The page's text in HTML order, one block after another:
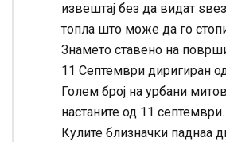
извештај без да видат
топла што може да го
Знамето ставено на
11 Септември диригиран
Голем број на урбани
настаните од 11
Кулите близначки паднаа